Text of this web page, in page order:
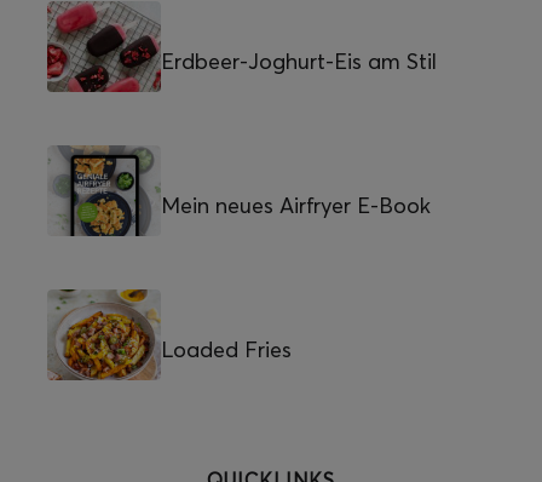
Erdbeer-Joghurt-Eis am Stil
Mein neues Airfryer E-Book
Loaded Fries